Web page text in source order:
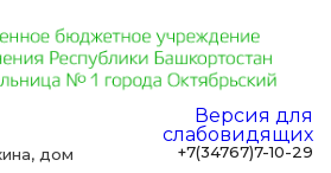
дом
Версия для
слабовидящих
+7(34767)7-10-29